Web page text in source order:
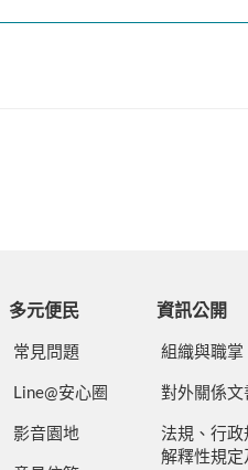
多元便民
常見問題
Line@安心圈
影音園地
資訊公開
組織與職掌
對外關係文
法規、行政
解釋性規定